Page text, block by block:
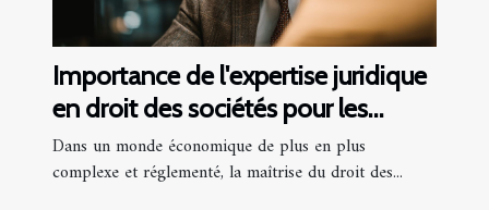
Importance de l'expertise juridique
en droit des sociétés pour les
entreprises
Dans un monde économique de plus en plus
complexe et réglementé, la maîtrise du droit des...